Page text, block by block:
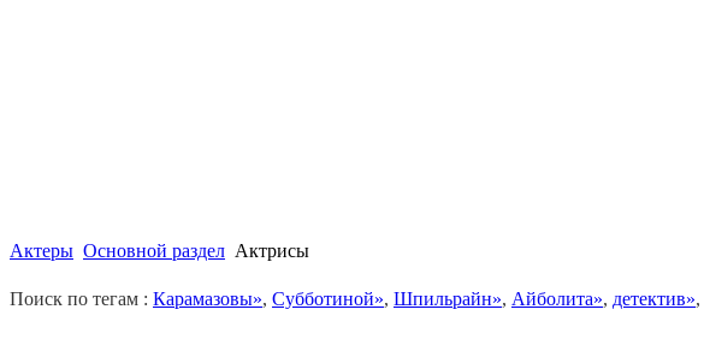
Актеры Основной раздел Актрисы
Поиск по тегам : Карамазовы», Субботиной», Шпильрайн», Айболита», детектив»,